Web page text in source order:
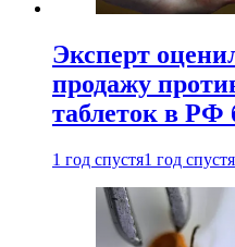
Эксперт
продажу
таблеток в РФ
1 год спустя1 год спустя